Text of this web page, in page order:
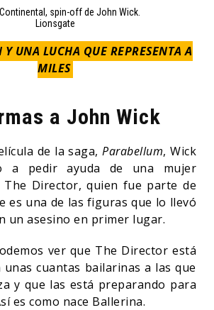
Lionsgate
UNA LUCHA QUE REPRESENTA A
MILES
a John Wick
de la saga,Parabellum, Wick
a pedir ayuda de una mujer
The Director, quien fue parte de
es una de las figuras que lo llevó
un asesino en primer lugar.
ver que The Director está
cuantas bailarinas a las que
y que las está preparando para
es como nace Ballerina.